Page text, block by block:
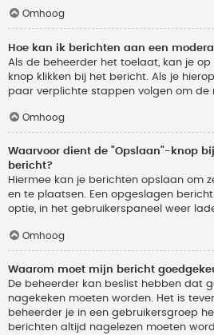
Omhoog
Hoe kan ik berichten aan een
Als de beheerder het toelaat, kan je
knop klikken bij het bericht. Als je
paar verplichte stappen volgen om de
Omhoog
Waarvoor dient de "Opslaan"-knop
bericht?
Hiermee kan je berichten opslaan om
en te plaatsen. Een opgeslagen
optie, in het gebruikerspaneel weer
Omhoog
Waarom moet mijn bericht
De beheerder kan beslist hebben dat
nagekeken moeten worden. Het is
beheerder je in een gebruikersgroep
berichten altijd nagelezen moeten